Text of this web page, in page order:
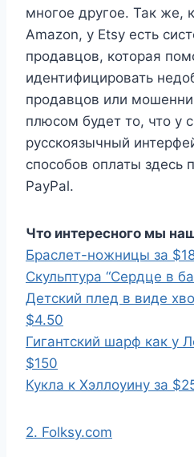
многое другое. Так же,
Amazon, у Etsy есть
продавцов, которая
идентифицировать
продавцов или
плюсом будет то, что у
русскоязычный
способов оплаты здесь
PayPal.
Что интересного мы
Браслет-ножницы за
Скульптура “Сердце в
Детский плед в виде
$4.50
Гигантский шарф как у
$150
Кукла к Хэллоуину за
2. Folksy.com